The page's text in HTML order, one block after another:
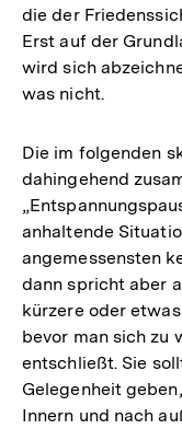
die der
Erst auf der
wird sich
was nicht.
Die im folgenden
dahingehend
anhaltende
angemessensten
dann spricht aber
kürzere oder
bevor man sich zu
entschließt. Sie
Gelegenheit
Innern und nach